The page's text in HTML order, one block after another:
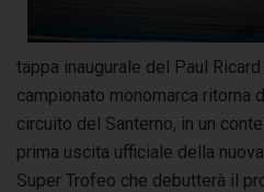
tappa inaugurale del Paul
campionato monomarca ritorna
circuito del Santerno, in un
prima uscita ufficiale della
Super Trofeo che debutterà il